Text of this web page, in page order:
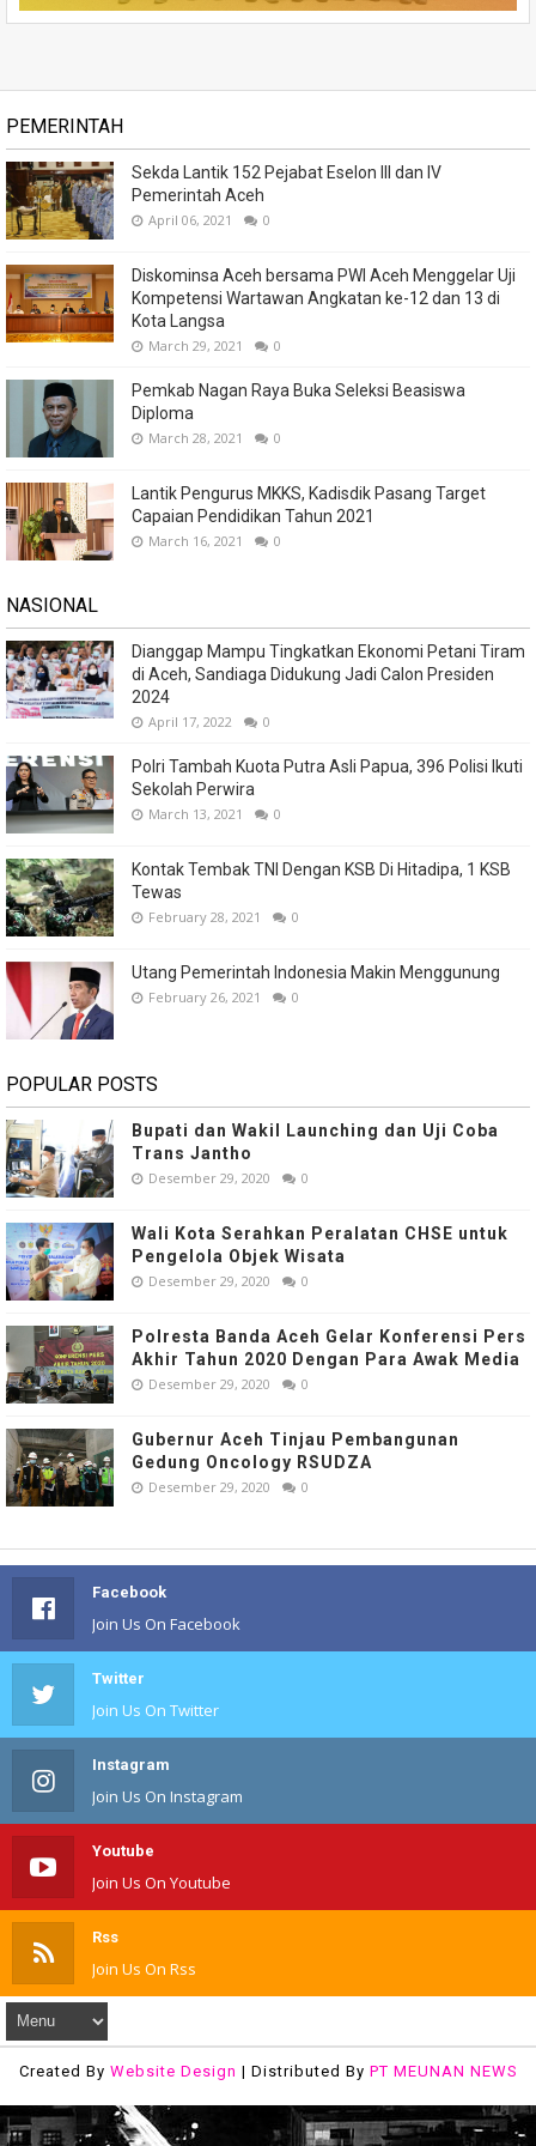
PEMERINTAH
Sekda Lantik 152 Pejabat Eselon III dan IV
Pemerintah Aceh
April 06, 2021 0
Diskominsa Aceh bersama PWI Aceh Menggelar Uji
Kompetensi Wartawan Angkatan ke-12 dan 13 di
Kota Langsa
March 29, 2021 0
Pemkab Nagan Raya Buka Seleksi Beasiswa
Diploma
March 28, 2021 0
Lantik Pengurus MKKS, Kadisdik Pasang Target
Capaian Pendidikan Tahun 2021
March 16, 2021 0
NASIONAL
Dianggap Mampu Tingkatkan Ekonomi Petani Tiram
di Aceh, Sandiaga Didukung Jadi Calon Presiden
2024
April 17, 2022 0
Polri Tambah Kuota Putra Asli Papua, 396 Polisi Ikuti
Sekolah Perwira
March 13, 2021 0
Kontak Tembak TNI Dengan KSB Di Hitadipa, 1 KSB
Tewas
February 28, 2021 0
Utang Pemerintah Indonesia Makin Menggunung
February 26, 2021 0
POPULAR POSTS
Bupati dan Wakil Launching dan Uji Coba
Trans Jantho
Desember 29, 2020 0
Wali Kota Serahkan Peralatan CHSE untuk
Pengelola Objek Wisata
Desember 29, 2020 0
Polresta Banda Aceh Gelar Konferensi Pers
Akhir Tahun 2020 Dengan Para Awak Media
Desember 29, 2020 0
Gubernur Aceh Tinjau Pembangunan
Gedung Oncology RSUDZA
Desember 29, 2020 0
Facebook
Join Us On Facebook
Twitter
Join Us On Twitter
Instagram
Join Us On Instagram
Youtube
Join Us On Youtube
Rss
Join Us On Rss
Created By Website Design | Distributed By PT MEUNAN NEWS